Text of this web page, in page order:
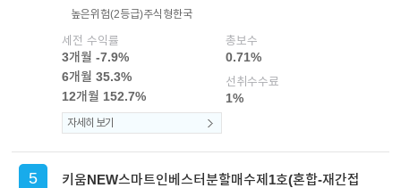
높은위험(2등급)주식형한국
세전 수익률
3개월 -7.9%
6개월 35.3%
12개월 152.7%
총보수
0.71%
선취수수료
1%
자세히 보기
5
키움NEW스마트인베스터분할매수제1호(혼합-재간접